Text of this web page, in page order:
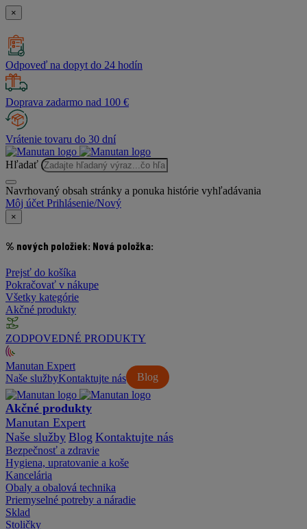
×
Odpoveď na dopyt do 24 hodín
Doprava zadarmo nad 100 €
Vrátenie tovaru do 30 dní
Hľadať
Navrhovaný obsah stránky a ponuka histórie vyhľadávania
Môj účet Prihlásenie/Nový
×
% nových položiek: Nová položka:
Prejsť do košíka
Pokračovať v nákupe
Všetky kategórie
Akčné produkty
ZODPOVEDNÉ PRODUKTY
Manutan Expert
Naše služby
Blog
Kontaktujte nás
Akčné produkty
Manutan Expert
Naše služby Blog Kontaktujte nás
Bezpečnosť a zdravie
Hygiena, upratovanie a koše
Kancelária
Obaly a obalová technika
Priemyselné potreby a náradie
Sklad
Stoličky